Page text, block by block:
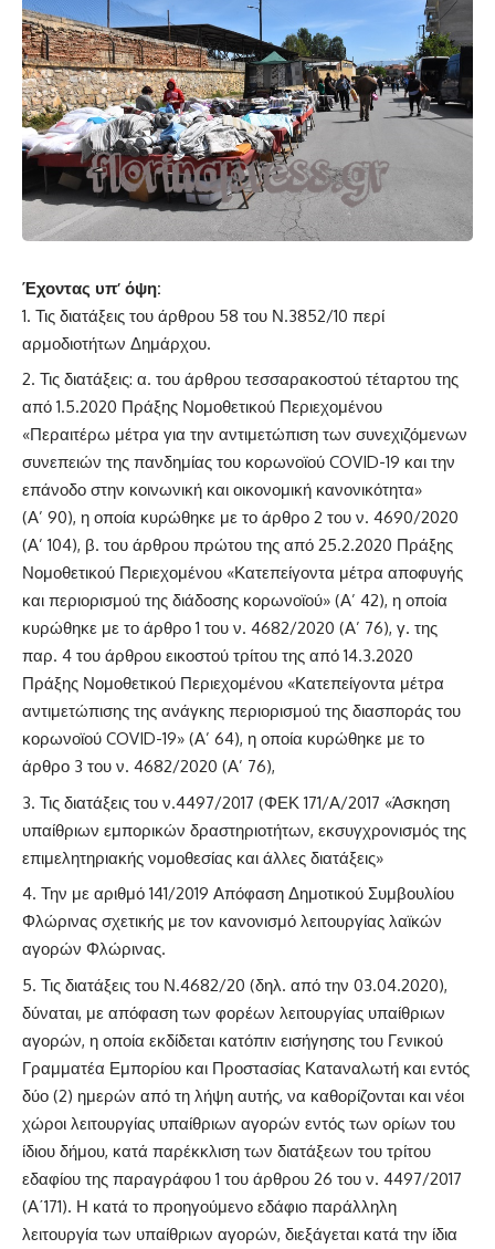
Έχοντας υπ’ όψη:
Τις διατάξεις του άρθρου 58 του Ν.3852/10 περί
αρμοδιοτήτων Δημάρχου.
Τις διατάξεις: α. του άρθρου τεσσαρακοστού τέταρτου της
από 1.5.2020 Πράξης Νομοθετικού Περιεχομένου
«Περαιτέρω μέτρα για την αντιμετώπιση των συνεχιζόμενων
συνεπειών της πανδημίας του κορωνοϊού COVID-19 και την
επάνοδο στην κοινωνική και οικονομική κανονικότητα»
(Α’ 90), η οποία κυρώθηκε με το άρθρο 2 του ν. 4690/2020
(Α’ 104), β. του άρθρου πρώτου της από 25.2.2020 Πράξης
Νομοθετικού Περιεχομένου «Κατεπείγοντα μέτρα αποφυγής
και περιορισμού της διάδοσης κορωνοϊού» (Α’ 42), η οποία
κυρώθηκε με το άρθρο 1 του ν. 4682/2020 (Α’ 76), γ. της
παρ. 4 του άρθρου εικοστού τρίτου της από 14.3.2020
Πράξης Νομοθετικού Περιεχομένου «Κατεπείγοντα μέτρα
αντιμετώπισης της ανάγκης περιορισμού της διασποράς του
κορωνοϊού COVID-19» (Α’ 64), η οποία κυρώθηκε με το
άρθρο 3 του ν. 4682/2020 (Α’ 76),
Τις διατάξεις του ν.4497/2017 (ΦΕΚ 171/Α/2017 «Άσκηση
υπαίθριων εμπορικών δραστηριοτήτων, εκσυγχρονισμός της
επιμελητηριακής νομοθεσίας και άλλες διατάξεις»
Την με αριθμό 141/2019 Απόφαση Δημοτικού Συμβουλίου
Φλώρινας σχετικής με τον κανονισμό λειτουργίας λαϊκών
αγορών Φλώρινας.
Τις διατάξεις του Ν.4682/20 (δηλ. από την 03.04.2020),
δύναται, με απόφαση των φορέων λειτουργίας υπαίθριων
αγορών, η οποία εκδίδεται κατόπιν εισήγησης του Γενικού
Γραμματέα Εμπορίου και Προστασίας Καταναλωτή και εντός
δύο (2) ημερών από τη λήψη αυτής, να καθορίζονται και νέοι
χώροι λειτουργίας υπαίθριων αγορών εντός των ορίων του
ίδιου δήμου, κατά παρέκκλιση των διατάξεων του τρίτου
εδαφίου της παραγράφου 1 του άρθρου 26 του ν. 4497/2017
(Α΄171). Η κατά το προηγούμενο εδάφιο παράλληλη
λειτουργία των υπαίθριων αγορών, διεξάγεται κατά την ίδια